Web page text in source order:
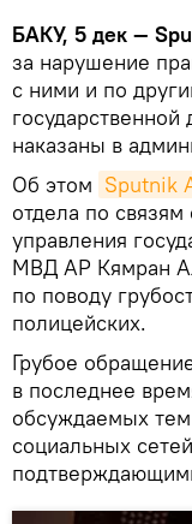
БАКУ, 5 дек —
за нарушение
с ними и по
наказаны в
Об этом Sputnik
отдела по
управления
МВД АР Кямран
по поводу
полицейских.
Грубое
в последнее
обсуждаемых
социальных